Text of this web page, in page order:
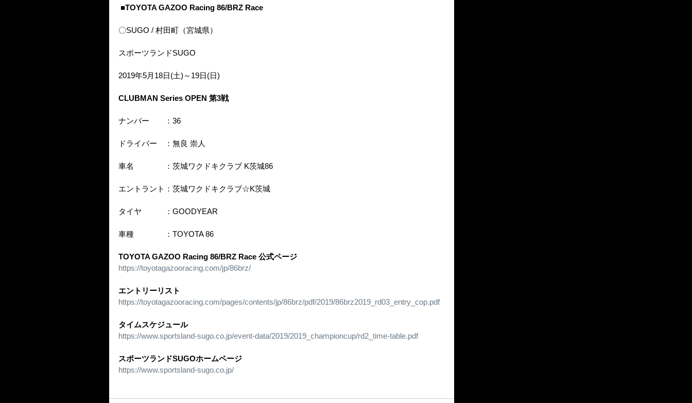
■TOYOTA GAZOO Racing 86/BRZ Race
〇SUGO / 村田町（宮城県）
スポーツランドSUGO
2019年5月18日(土)～19日(日)
CLUBMAN Series OPEN 第3戦
ナンバー　　：36
ドライバー　：無良 崇人
車名　　　　：茨城ワクドキクラブ K茨城86
エントラント：茨城ワクドキクラブ☆K茨城
タイヤ　　　：GOODYEAR
車種　　　　：TOYOTA 86
TOYOTA GAZOO Racing 86/BRZ Race 公式ページ
https://toyotagazooracing.com/jp/86brz/
エントリーリスト
https://toyotagazooracing.com/pages/contents/jp/86brz/pdf/2019/86brz2019_rd03_entry_cop.pdf
タイムスケジュール
https://www.sportsland-sugo.co.jp/event-data/2019/2019_championcup/rd2_time-table.pdf
スポーツランドSUGOホームページ
https://www.sportsland-sugo.co.jp/